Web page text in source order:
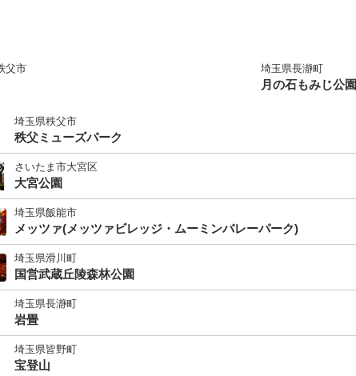
父市 埼玉県長瀞町
月の石もみじ公
埼玉県秩父市
秩父ミューズパーク
さいたま市大宮区
大宮公園
埼玉県飯能市
メッツァ(メッツァビレッジ・ムーミンバレーパーク)
埼玉県滑川町
国営武蔵丘陵森林公園
埼玉県長瀞町
岩畳
埼玉県皆野町
宝登山